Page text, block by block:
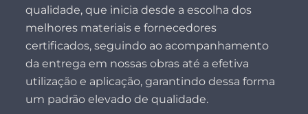
qualidade, que inicia desde a escolha dos
melhores materiais e fornecedores
certificados, seguindo ao acompanhamento
da entrega em nossas obras até a efetiva
utilização e aplicação, garantindo dessa forma
um padrão elevado de qualidade.